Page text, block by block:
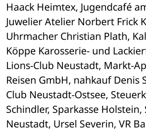
Haack Heimtex, Jugendcafé
Juwelier Atelier Norbert Frick
Uhrmacher Christian Plath,
Köppe Karosserie- und
Lions-Club Neustadt, Markt-
Reisen GmbH, nahkauf Denis
Club Neustadt-Ostsee,
Schindler, Sparkasse
Neustadt, Ursel Severin, VR